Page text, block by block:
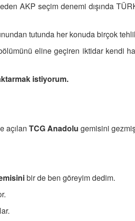
AKP seçim denemi dışında
tutunda her konuda birçok
eline geçiren iktidar kendi
istiyorum.
açılan TCG Anadolu gemisini
bir de ben göreyim dedim.